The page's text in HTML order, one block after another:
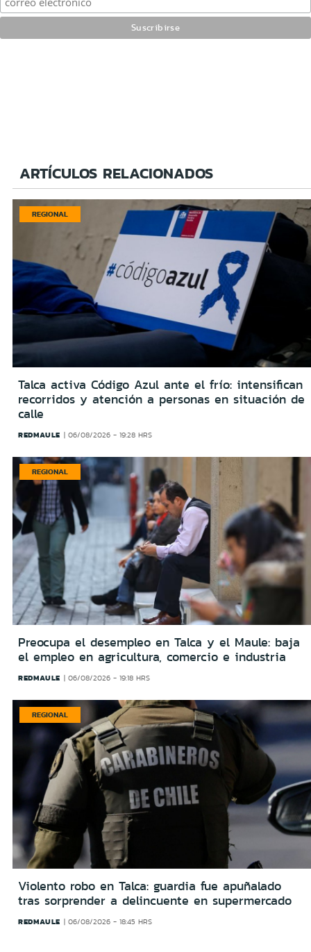
ARTÍCULOS RELACIONADOS
REGIONAL
Talca activa Código Azul ante el frío: intensifican
recorridos y atención a personas en situación de
calle
REDMAULE 06/08/2026 - 19:28 HRS
REGIONAL
Preocupa el desempleo en Talca y el Maule: baja
el empleo en agricultura, comercio e industria
REDMAULE 06/08/2026 - 19:18 HRS
REGIONAL
Violento robo en Talca: guardia fue apuñalado
tras sorprender a delincuente en supermercado
REDMAULE 06/08/2026 - 18:45 HRS